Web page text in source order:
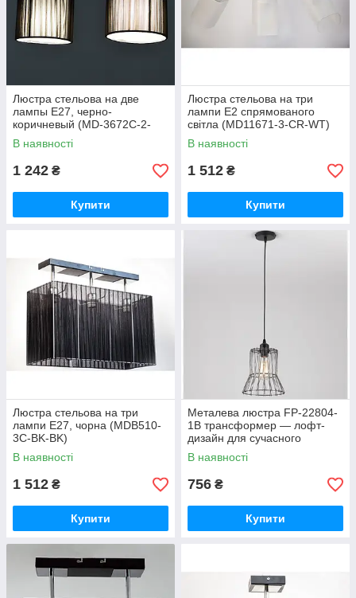
Люстра стельова на две
лампы Е27, черно-
коричневый (MD-3672C-2-
BK-BK)
В наявності
1 242 ₴
Купити
Люстра стельова на три
лампи Е2 спрямованого
світла (MD11671-3-CR-WT)
В наявності
1 512 ₴
Купити
Люстра стельова на три
лампи Е27, чорна (MDB510-
3C-BK-BK)
В наявності
1 512 ₴
Купити
Металева люстра FP-22804-
1B трансформер — лофт-
дизайн для сучасного
інтер'єру
В наявності
756 ₴
Купити